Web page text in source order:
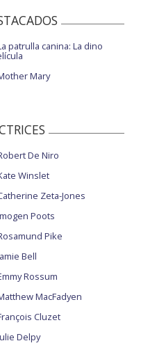
patrulla canina: La dino
Mary
De Niro
Winslet
Zeta-Jones
Poots
Pike
Bell
Rossum
MacFadyen
Cluzet
Delpy